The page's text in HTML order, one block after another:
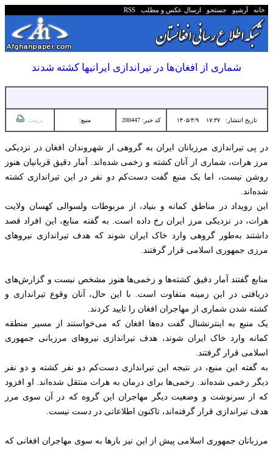
خانه آرشیو جستجو ارسال عکس و مطلب RSS
شماری از افغان‌ها در تیراندازی ایرانیها کشته شدند
تاریخ انتشار: ۱۷:۳۷ ۱۴۰۵/۴/۹ کد خبر: 200447 منبع: پرینت
در پی تیراندازی مرزبانان ایران به گروهی از شهروندان افغان در نزدیکی
مرز هرات، شماری از آنان کشته و زخمی شده‌اند. آمار دقیق قربانیان هنوز
روشن نیست، اما یک منبع گفت دست‌کم دو نفر در این تیراندازی کشته
شده‌اند.
این رویداد در مناطق کمانه و بنیاد، از مربوطات ولسوالی کهسان ولایت
هرات، در نزدیکی مرز ایران رخ داده است. به گفته منابع، این افراد قصد
داشتند به‌طور گروهی وارد خاک ایران شوند که هدف تیراندازی نیروهای
مرزی جمهوری اسلامی قرار گرفتند.
منابع گفتند آمار دقیق کشته‌ها و زخمی‌ها هنوز مشخص نیست و گزارش‌های
دریافتی در این زمینه متفاوت است. با این حال، آنان وقوع تیراندازی و
کشته شدن شماری از مهاجران افغان را تایید کردند.
یک منبع به اینترنشنال گفت ده‌ها افغان که می‌خواستند از مسیر منطقه
کمانه وارد خاک ایران شوند، هدف تیراندازی نیروهای مرزبانی جمهوری
اسلامی قرار گرفتند.
به گفته این منبع، در نتیجه این تیراندازی دست‌کم دو نفر کشته و دو نفر
دیگر زخمی شده‌اند. زخمی‌ها برای درمان به هرات منتقل شده‌اند. او افزود
که از سرنوشت و وضعیت دیگر مهاجران این گروه که در آن سوی مرز
هدف تیراندازی قرار گرفته‌اند، تاکنون اطلاعاتی در دست نیست.
مرزبانان جمهوری اسلامی پیش از این نیز بارها به سوی مهاجران افغانی که